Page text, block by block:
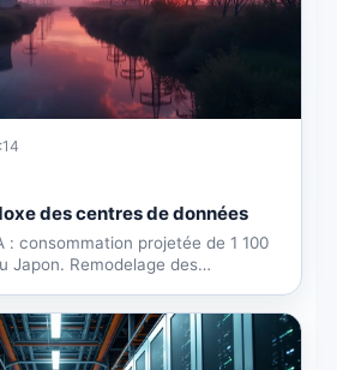
des centres de données
: consommation projetée de 1 100
Japon. Remodelage des